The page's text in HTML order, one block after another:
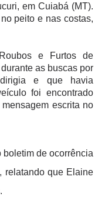
em Cuiabá (MT).
peito e nas costas,
e Furtos de
as buscas por
e que havia
foi encontrado
escrita no
de ocorrência
relatando que Elaine